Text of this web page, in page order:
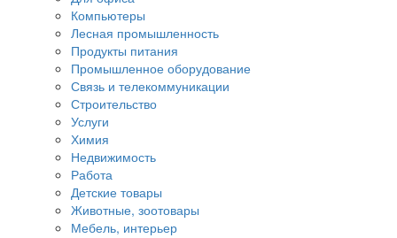
Компьютеры
Лесная промышленность
Продукты питания
Промышленное оборудование
Связь и телекоммуникации
Строительство
Услуги
Химия
Недвижимость
Работа
Детские товары
Животные, зоотовары
Мебель, интерьер